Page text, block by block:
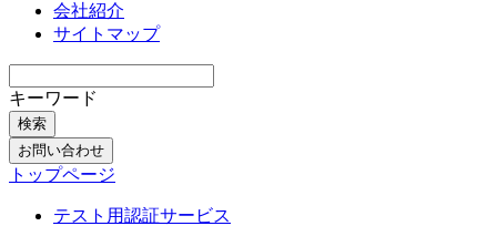
会社紹介
サイトマップ
キーワード
検索
お問い合わせ
トップページ
テスト用認証サービス